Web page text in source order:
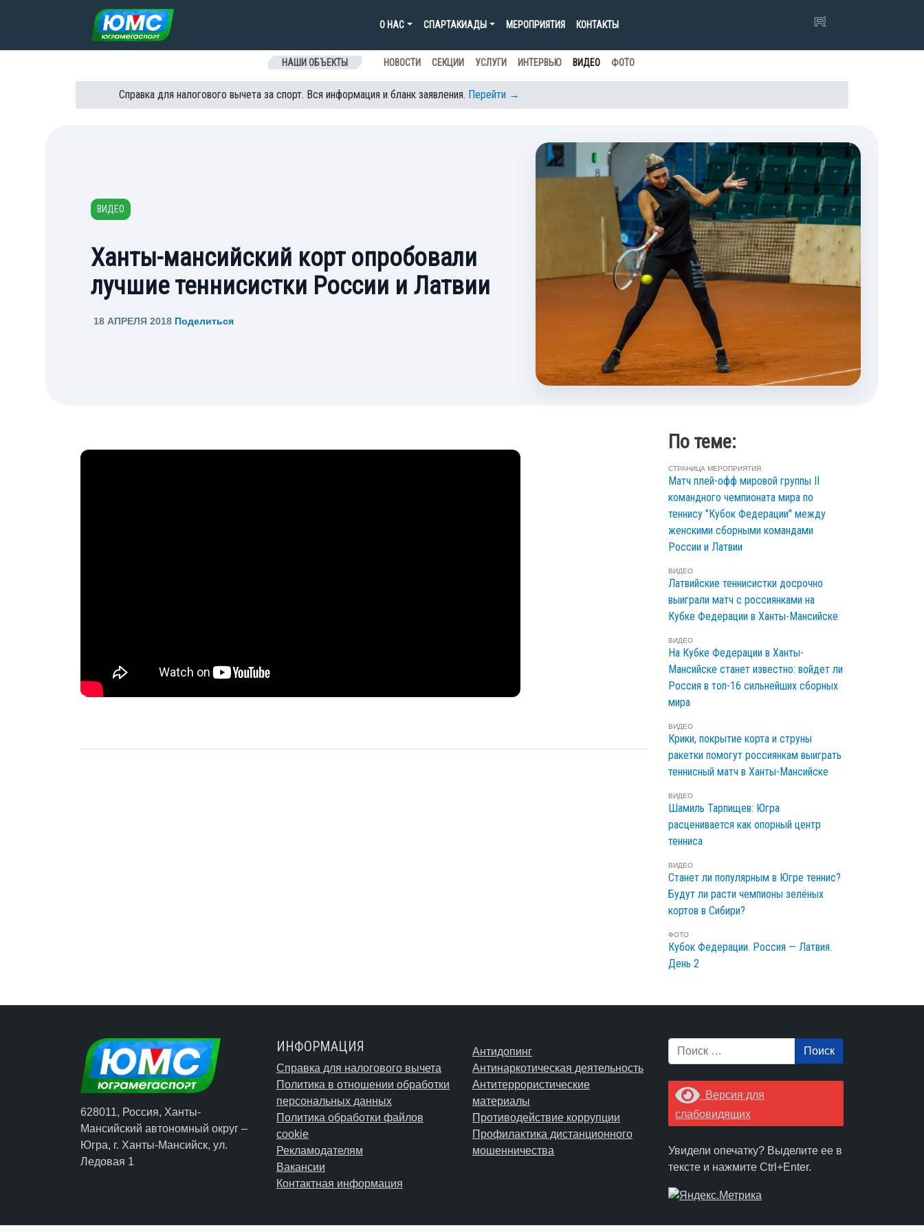
Перейти к содержанию
О НАС СПАРТАКИАДЫ МЕРОПРИЯТИЯ КОНТАКТЫ
НАШИ ОБЪЕКТЫ НОВОСТИ СЕКЦИИ УСЛУГИ ИНТЕРВЬЮ ВИДЕО ФОТО
Справка для налогового вычета за спорт. Вся информация и бланк заявления. Перейти →
ВИДЕО
Ханты-мансийский корт опробовали
лучшие теннисистки России и Латвии
18 АПРЕЛЯ 2018 Поделиться
По теме:
СТРАНИЦА МЕРОПРИЯТИЯ
Матч плей-офф мировой группы II
командного чемпионата мира по
теннису "Кубок Федерации" между
женскими сборными командами
России и Латвии
ВИДЕО
Латвийские теннисистки досрочно
выиграли матч с россиянками на
Кубке Федерации в Ханты-Мансийске
ВИДЕО
На Кубке Федерации в Ханты-
Мансийске станет известно: войдет ли
Россия в топ-16 сильнейших сборных
мира
ВИДЕО
Крики, покрытие корта и струны
ракетки помогут россиянкам выиграть
теннисный матч в Ханты-Мансийске
ВИДЕО
Шамиль Тарпищев: Югра
расценивается как опорный центр
тенниса
ВИДЕО
Станет ли популярным в Югре теннис?
Будут ли расти чемпионы зелёных
кортов в Сибири?
ФОТО
Кубок Федерации. Россия — Латвия.
День 2
628011, Россия, Ханты-
Мансийский автономный округ –
Югра, г. Ханты-Мансийск, ул.
Ледовая 1
ИНФОРМАЦИЯ
Справка для налогового вычета
Политика в отношении обработки
персональных данных
Политика обработки файлов
cookie
Рекламодателям
Вакансии
Контактная информация
Антидопинг
Антинаркотическая деятельность
Антитеррористические
материалы
Противодействие коррупции
Профилактика дистанционного
мошенничества
Поиск
Версия для
слабовидящих
Увидели опечатку? Выделите ее в
тексте и нажмите Ctrl+Enter.